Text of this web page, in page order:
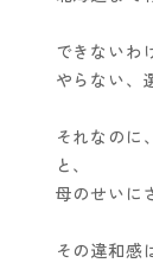
できないわ
やらない、
それなのに
と、
母のせいに
その違和感